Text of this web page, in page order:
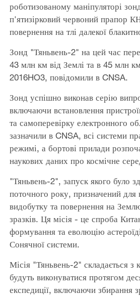
роботизованому маніпуляторі
п'ятизірковий червоний прапор
повернення на тлі далекої
Зонд "Тяньвень-2" на цей час
43 млн км від Землі та в 45 млн км
2016HO3, повідомили в CNSA.
Зонд успішно виконав серію
включаючи встановлення
та самоперевірку електронного
зазначили в CNSA, всі системи
режимі, а бортові прилади
наукових даних про космічне
"Тяньвень-2", запуск якого було
поточного року, призначений для
видобутку та повернення на
зразків. Ця місія - це спроба
формування та еволюцію
Сонячної системи.
Місія "Тяньвень-2" складається з
будуть виконуватися протягом
експедиції, включаючи збирання